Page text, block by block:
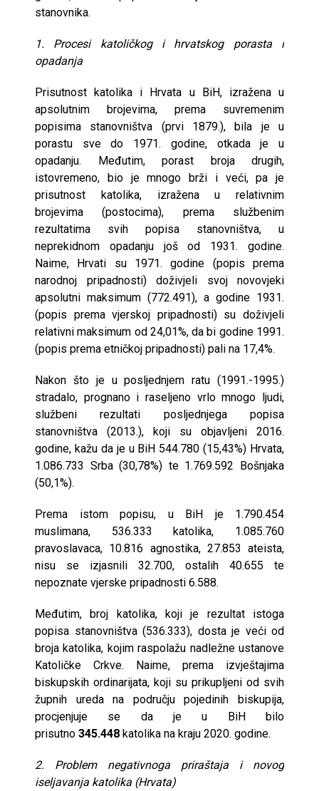
stanovnika.
1. Procesi katoličkog i hrvatskog porasta i
opadanja
Prisutnost katolika i Hrvata u BiH, izražena u
apsolutnim brojevima, prema suvremenim
popisima stanovništva (prvi 1879.), bila je u
porastu sve do 1971. godine, otkada je u
opadanju. Međutim, porast broja drugih,
istovremeno, bio je mnogo brži i veći, pa je
prisutnost katolika, izražena u relativnim
brojevima (postocima), prema službenim
rezultatima svih popisa stanovništva, u
neprekidnom opadanju još od 1931. godine.
Naime, Hrvati su 1971. godine (popis prema
narodnoj pripadnosti) doživjeli svoj novovjeki
apsolutni maksimum (772.491), a godine 1931.
(popis prema vjerskoj pripadnosti) su doživjeli
relativni maksimum od 24,01%, da bi godine 1991.
(popis prema etničkoj pripadnosti) pali na 17,4%.
Nakon što je u posljednjem ratu (1991.-1995.)
stradalo, prognano i raseljeno vrlo mnogo ljudi,
službeni rezultati posljednjega popisa
stanovništva (2013.), koji su objavljeni 2016.
godine, kažu da je u BiH 544.780 (15,43%) Hrvata,
1.086.733 Srba (30,78%) te 1.769.592 Bošnjaka
(50,1%).
Prema istom popisu, u BiH je 1.790.454
muslimana, 536.333 katolika, 1.085.760
pravoslavaca, 10.816 agnostika, 27.853 ateista,
nisu se izjasnili 32.700, ostalih 40.655 te
nepoznate vjerske pripadnosti 6.588.
Međutim, broj katolika, koji je rezultat istoga
popisa stanovništva (536.333), dosta je veći od
broja katolika, kojim raspolažu nadležne ustanove
Katoličke Crkve. Naime, prema izvještajima
biskupskih ordinarijata, koji su prikupljeni od svih
župnih ureda na području pojedinih biskupija,
procjenjuje se da je u BiH bilo
prisutno 345.448 katolika na kraju 2020. godine.
2. Problem negativnoga priraštaja i novog
iseljavanja katolika (Hrvata)